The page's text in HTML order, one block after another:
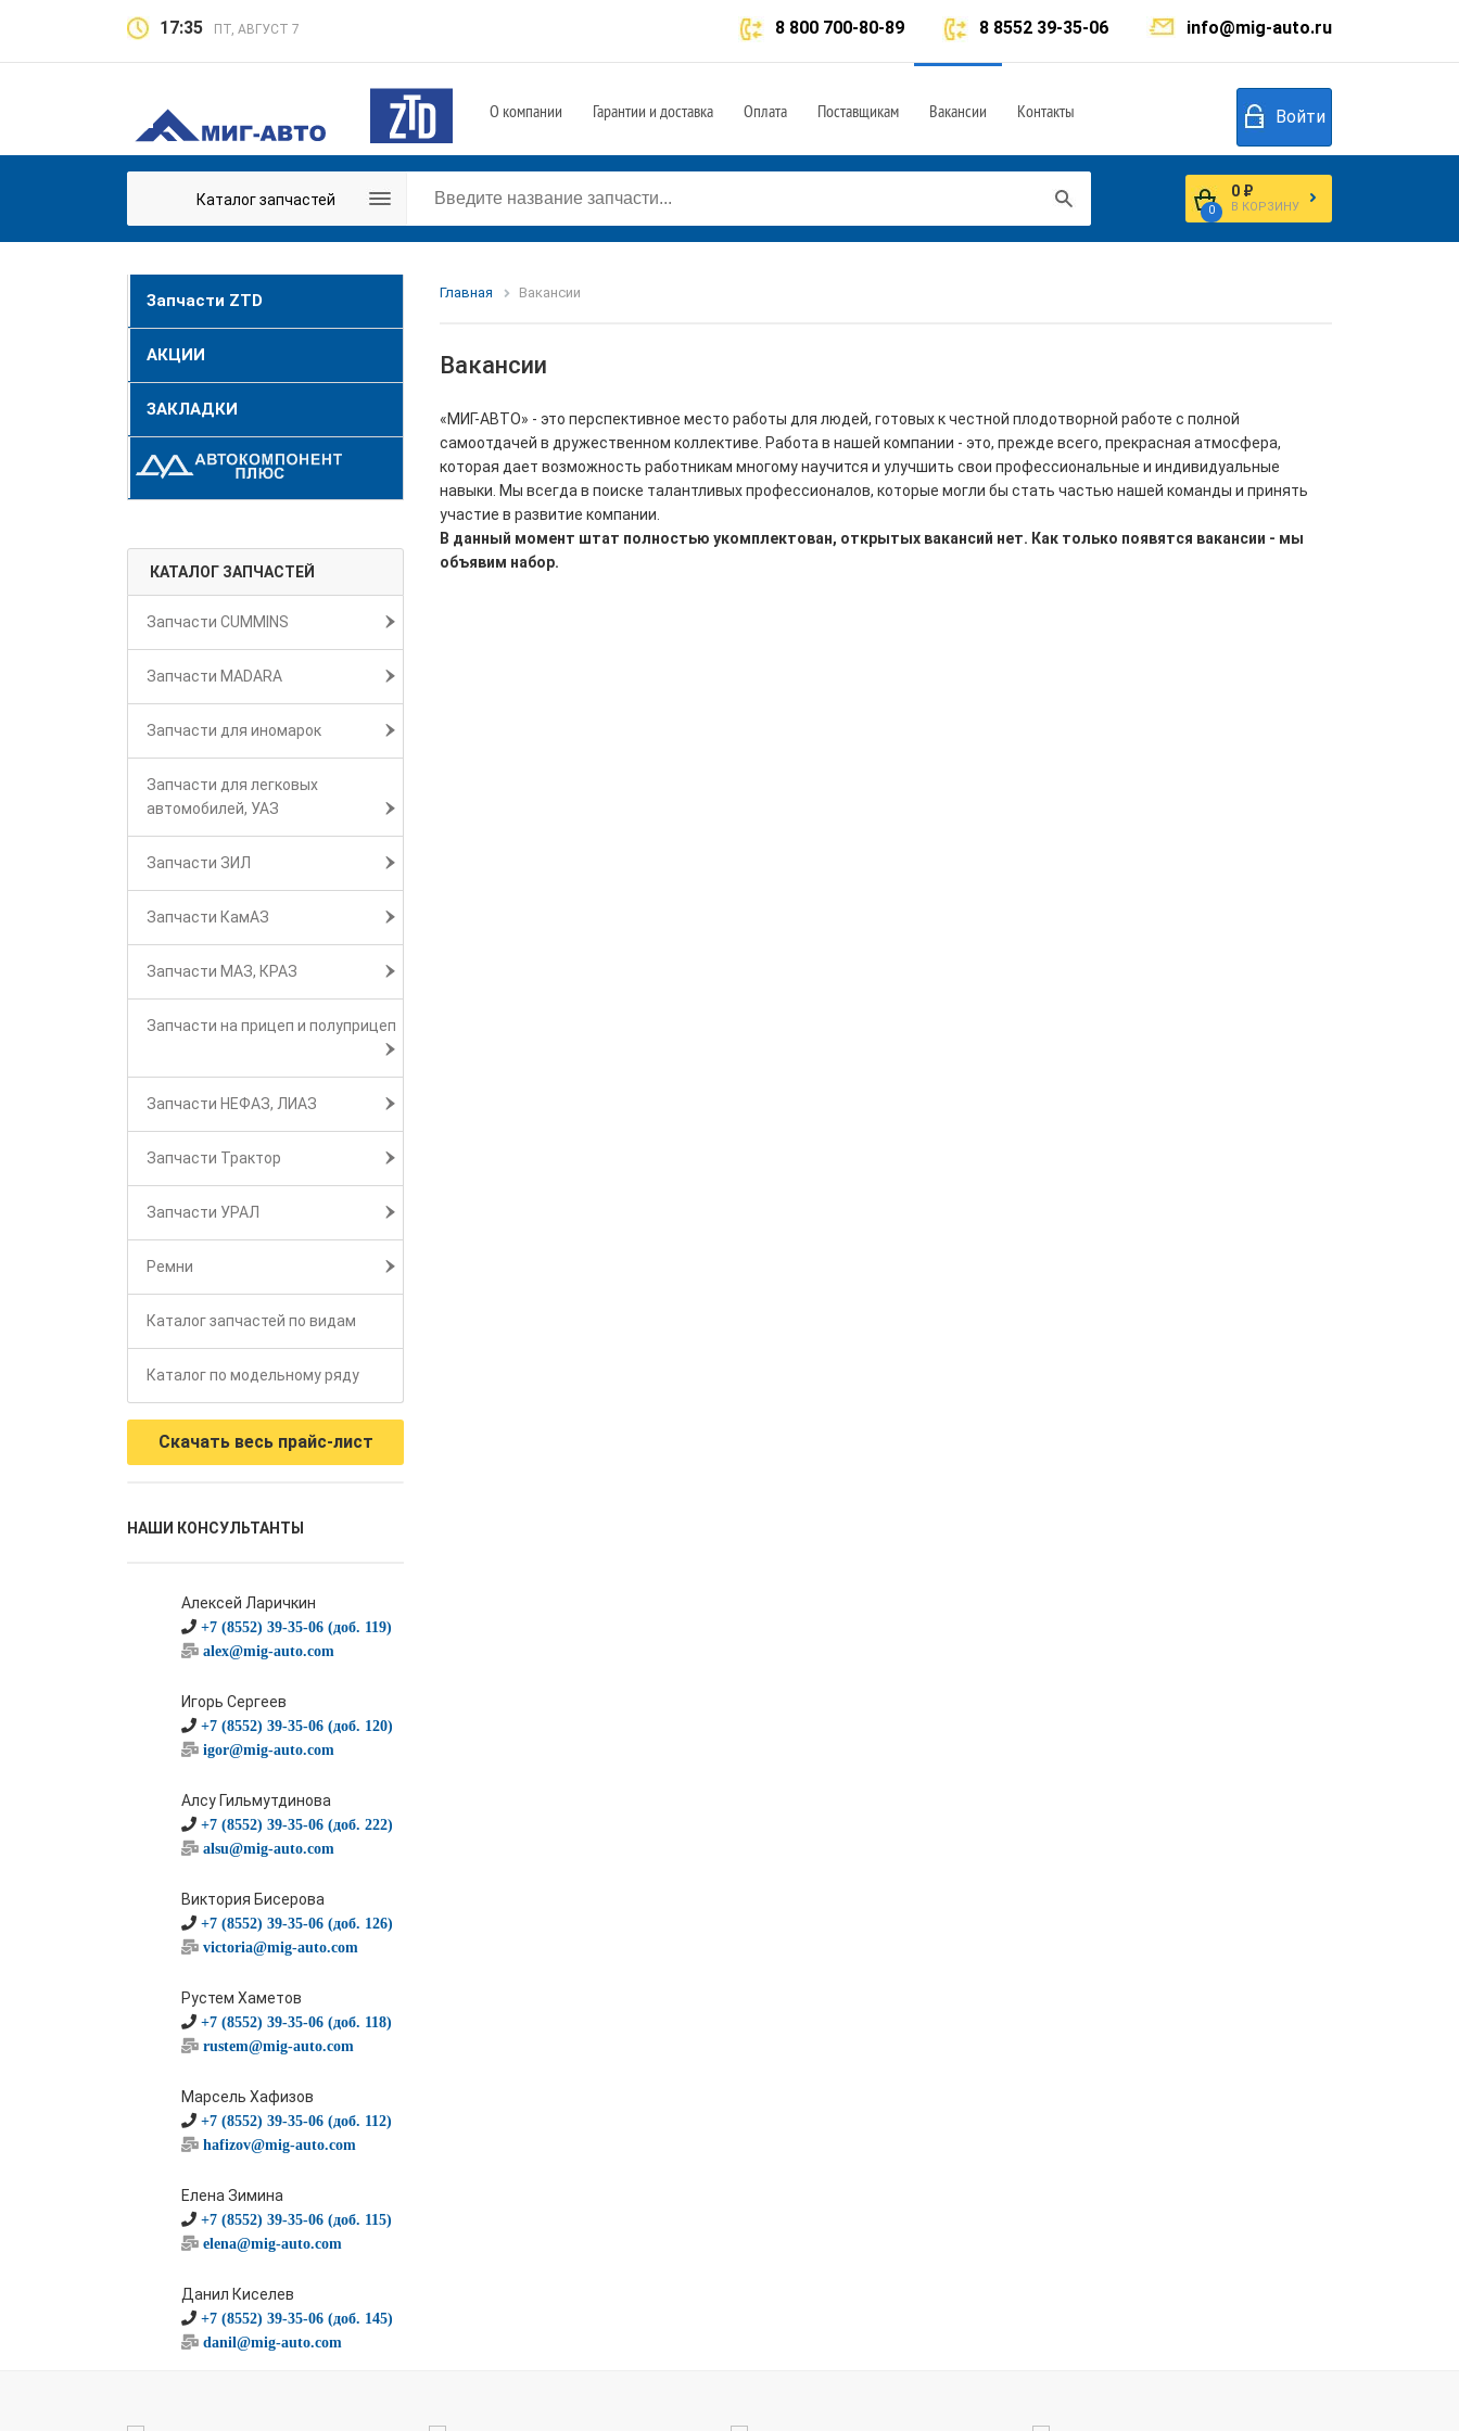
17:35 ПТ, АВГУСТ 7 info@mig-auto.ru
8 8552 39-35-06
8 800 700-80-89
О компании Гарантии и доставка Оплата Поставщикам Вакансии Контакты Войти
Каталог запчастей
0
0 ₽
В КОРЗИНУ
Запчасти ZTD
АКЦИИ
ЗАКЛАДКИ
КАТАЛОГ ЗАПЧАСТЕЙ
Запчасти CUMMINS
Запчасти MADARA
Запчасти для иномарок
Запчасти для легковых
автомобилей, УАЗ
Запчасти ЗИЛ
Запчасти КамАЗ
Запчасти МАЗ, КРАЗ
Запчасти на прицеп и полуприцеп
Запчасти НЕФАЗ, ЛИАЗ
Запчасти Трактор
Запчасти УРАЛ
Ремни
Каталог запчастей по видам
Каталог по модельному ряду
Скачать весь прайс-лист
НАШИ КОНСУЛЬТАНТЫ
Алексей Ларичкин
+7 (8552) 39-35-06 (доб. 119)
alex@mig-auto.com
Игорь Сергеев
+7 (8552) 39-35-06 (доб. 120)
igor@mig-auto.com
Алсу Гильмутдинова
+7 (8552) 39-35-06 (доб. 222)
alsu@mig-auto.com
Виктория Бисерова
+7 (8552) 39-35-06 (доб. 126)
victoria@mig-auto.com
Рустем Хаметов
+7 (8552) 39-35-06 (доб. 118)
rustem@mig-auto.com
Марсель Хафизов
+7 (8552) 39-35-06 (доб. 112)
hafizov@mig-auto.com
Елена Зимина
+7 (8552) 39-35-06 (доб. 115)
elena@mig-auto.com
Данил Киселев
+7 (8552) 39-35-06 (доб. 145)
danil@mig-auto.com
Главная Вакансии
Вакансии
«МИГ-АВТО» - это перспективное место работы для людей, готовых к честной плодотворной работе с полной
самоотдачей в дружественном коллективе. Работа в нашей компании - это, прежде всего, прекрасная атмосфера,
которая дает возможность работникам многому научится и улучшить свои профессиональные и индивидуальные
навыки. Мы всегда в поиске талантливых профессионалов, которые могли бы стать частью нашей команды и принять
участие в развитие компании.
В данный момент штат полностью укомплектован, открытых вакансий нет. Как только появятся вакансии - мы
объявим набор.